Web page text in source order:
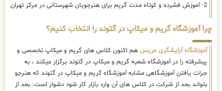
2- آموزش فشرده و کوتاه مدت گریم برای هنرجویان شهرستانی در مرکز تهران
چرا آموزشگاه گریم و میکاپ در گتوند را انتخاب کنیم؟
آموزشگاه آرایشگری عریس هم اکنون کلاس های گریم و میکاپ تخصصی و
پیشرفته را در آموزشگاه شعبه گریم و میکاپ در گتوند برگزار میکند ، به
جرات یافتن آموزشگاهی مشابه آموزشگاه گریم و میکاپ در گتوند که هنرجو
بتواند بعد از شرکت در کلاس های آن وارد بازار کار شود دشوار است. بعد از